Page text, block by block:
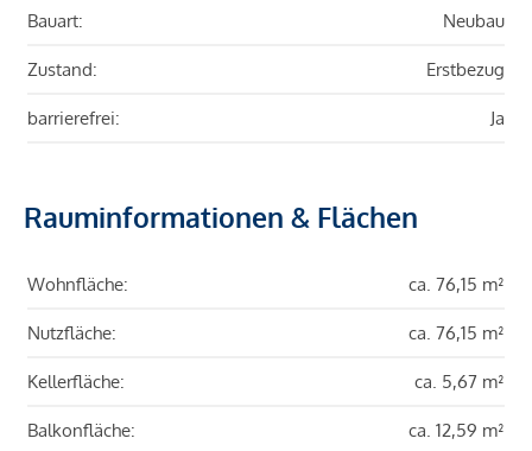
Bauart: Neubau
Zustand: Erstbezug
barrierefrei: Ja
Rauminformationen & Flächen
Wohnfläche: ca. 76,15 m²
Nutzfläche: ca. 76,15 m²
Kellerfläche: ca. 5,67 m²
Balkonfläche: ca. 12,59 m²